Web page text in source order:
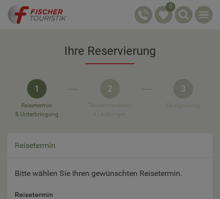
0
Ihre Reservierung
1
Reisetermin
& Unterbringung
2 3
Reisetermin
Bitte wählen Sie Ihren gewünschten Reisetermin.
Reisetermin